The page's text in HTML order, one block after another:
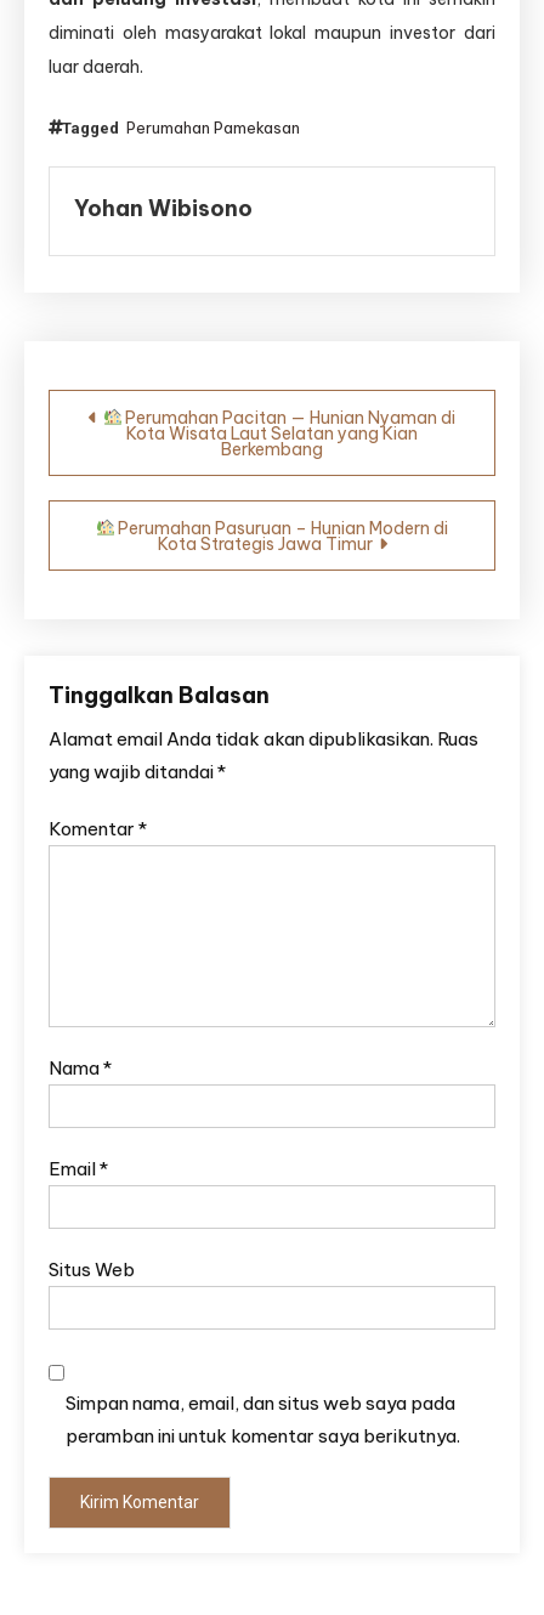
diminati oleh masyarakat lokal maupun investor dari
luar daerah.
Tagged Perumahan Pamekasan
Yohan Wibisono
Navigasi
Perumahan Pacitan — Hunian Nyaman di
Kota Wisata Laut Selatan yang Kian
Berkembang
Perumahan Pasuruan – Hunian Modern di
Kota Strategis Jawa Timur
Tinggalkan Balasan
Alamat email Anda tidak akan dipublikasikan. Ruas
yang wajib ditandai*
Komentar *
Nama*
Email*
Situs Web
Simpan nama, email, dan situs web saya pada
peramban ini untuk komentar saya berikutnya.